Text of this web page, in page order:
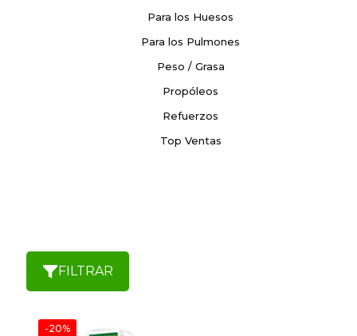
FILTRAR
-20%
Para los Huesos
Para los Pulmones
Peso / Grasa
Propóleos
Refuerzos
Top Ventas